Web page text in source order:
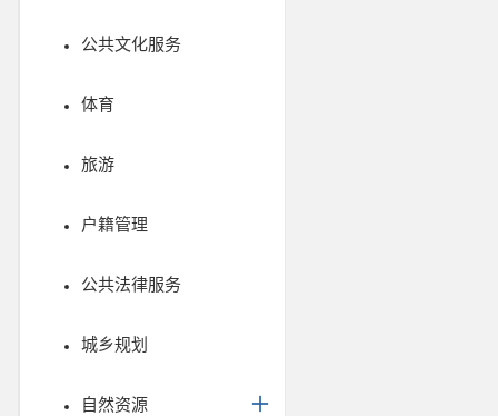
公共文化服务
体育
旅游
户籍管理
公共法律服务
城乡规划
自然资源